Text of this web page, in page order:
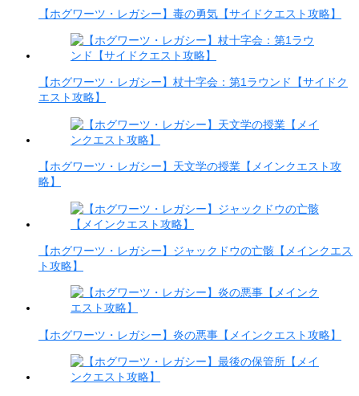
【ホグワーツ・レガシー】毒の勇気【サイドクエスト攻略】
【ホグワーツ・レガシー】杖十字会：第1ラウンド【サイドク
エスト攻略】
【ホグワーツ・レガシー】天文学の授業【メインクエスト攻
略】
【ホグワーツ・レガシー】ジャックドウの亡骸【メインクエス
ト攻略】
【ホグワーツ・レガシー】炎の悪事【メインクエスト攻略】